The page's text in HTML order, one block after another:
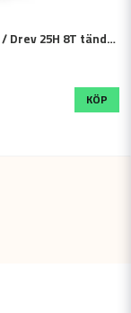
Framdrev / Drev 25H 8T tänder / kuggar - 39cc, 49cc barnfyrhjuling / minimoto
KÖP